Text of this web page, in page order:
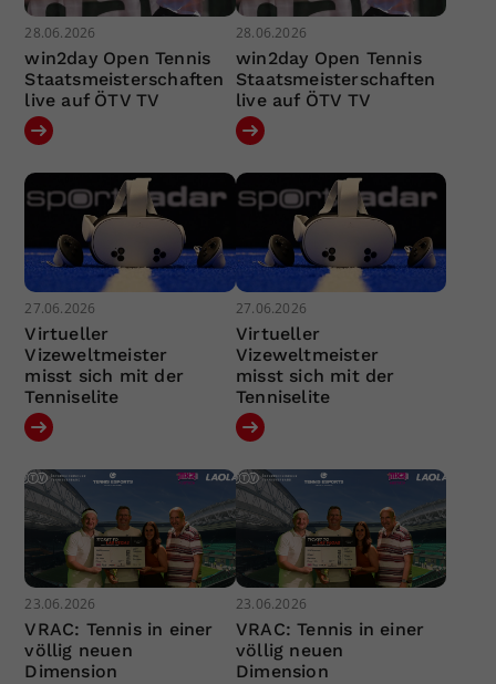
28.06.2026
win2day Open Tennis
Staatsmeisterschaften
live auf ÖTV TV
28.06.2026
win2day Open Tennis
Staatsmeisterschaften
live auf ÖTV TV
27.06.2026
Virtueller
Vizeweltmeister
misst sich mit der
Tenniselite
27.06.2026
Virtueller
Vizeweltmeister
misst sich mit der
Tenniselite
23.06.2026
VRAC: Tennis in einer
völlig neuen
Dimension
23.06.2026
VRAC: Tennis in einer
völlig neuen
Dimension